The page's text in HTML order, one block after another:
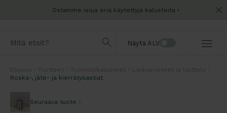
Ostamme isoja eriä käytettyjä kalusteita
Näytä ALV
Roska-, jäte- ja kierrätysastiat
Seuraava tuote